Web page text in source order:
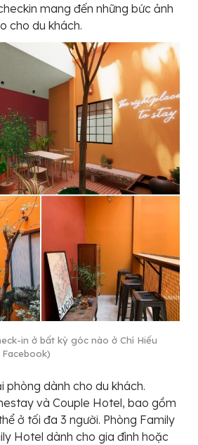
mang đến những bức ảnh
cho du khách.
in ở bất kỳ góc nào ở Chí Hiếu
phòng dành cho du khách.
và Couple Hotel, bao gồm
ở tối đa 3 người. Phòng Family
Hotel dành cho gia đình hoặc